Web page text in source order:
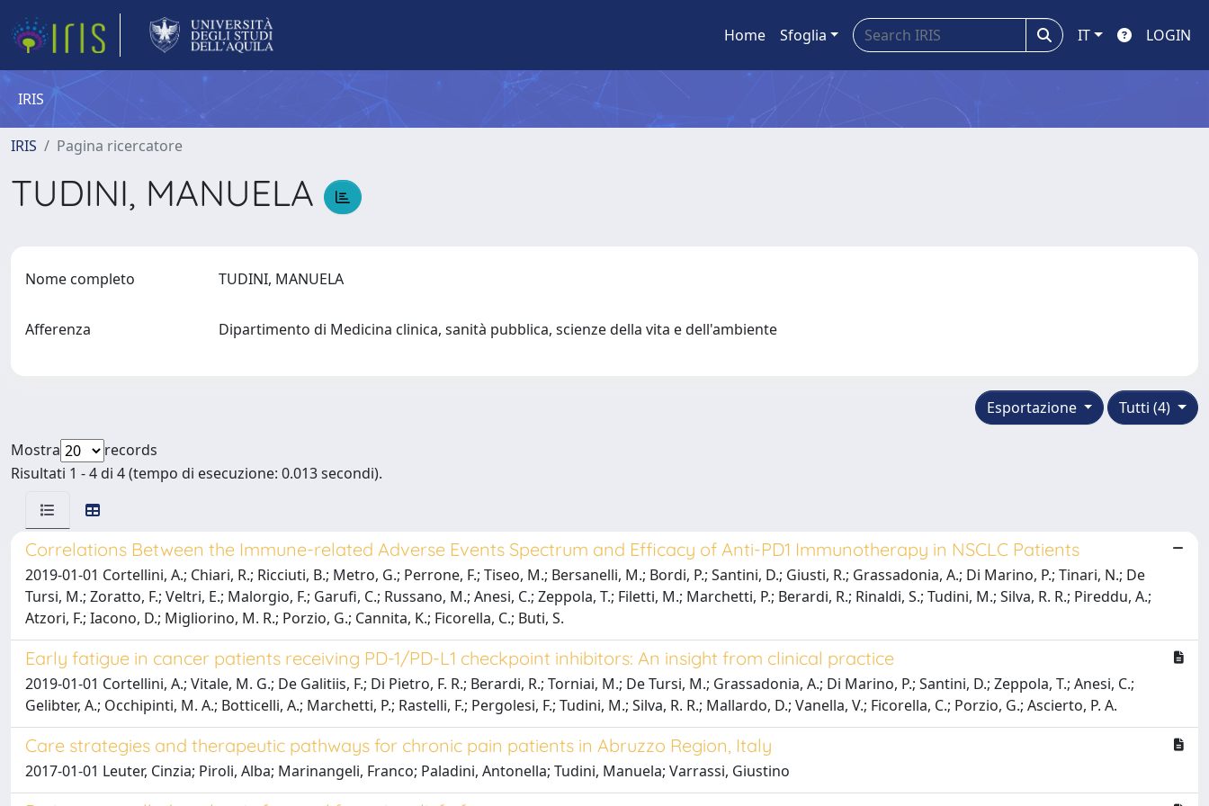
Home Sfoglia IT LOGIN
IRIS
IRIS Pagina ricercatore
TUDINI, MANUELA
Nome completo TUDINI, MANUELA
Afferenza Dipartimento di Medicina clinica, sanità pubblica, scienze della vita e dell'ambiente
Tutti (4)
Esportazione
Mostra
records
Risultati 1 - 4 di 4 (tempo di esecuzione: 0.013 secondi).
Correlations Between the Immune-related Adverse Events Spectrum and Efficacy of Anti-PD1 Immunotherapy in NSCLC Patients
2019-01-01 Cortellini, A.; Chiari, R.; Ricciuti, B.; Metro, G.; Perrone, F.; Tiseo, M.; Bersanelli, M.; Bordi, P.; Santini, D.; Giusti, R.; Grassadonia, A.; Di Marino, P.; Tinari, N.; De
Tursi, M.; Zoratto, F.; Veltri, E.; Malorgio, F.; Garufi, C.; Russano, M.; Anesi, C.; Zeppola, T.; Filetti, M.; Marchetti, P.; Berardi, R.; Rinaldi, S.; Tudini, M.; Silva, R. R.; Pireddu, A.;
Atzori, F.; Iacono, D.; Migliorino, M. R.; Porzio, G.; Cannita, K.; Ficorella, C.; Buti, S.
Early fatigue in cancer patients receiving PD-1/PD-L1 checkpoint inhibitors: An insight from clinical practice
2019-01-01 Cortellini, A.; Vitale, M. G.; De Galitiis, F.; Di Pietro, F. R.; Berardi, R.; Torniai, M.; De Tursi, M.; Grassadonia, A.; Di Marino, P.; Santini, D.; Zeppola, T.; Anesi, C.;
Gelibter, A.; Occhipinti, M. A.; Botticelli, A.; Marchetti, P.; Rastelli, F.; Pergolesi, F.; Tudini, M.; Silva, R. R.; Mallardo, D.; Vanella, V.; Ficorella, C.; Porzio, G.; Ascierto, P. A.
Care strategies and therapeutic pathways for chronic pain patients in Abruzzo Region, Italy
2017-01-01 Leuter, Cinzia; Piroli, Alba; Marinangeli, Franco; Paladini, Antonella; Tudini, Manuela; Varrassi, Giustino